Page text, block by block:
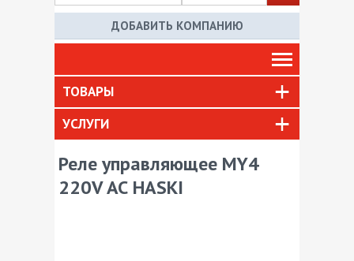
ДОБАВИТЬ КОМПАНИЮ
ТОВАРЫ
УСЛУГИ
Реле управляющее МY4
220V АС HASKI